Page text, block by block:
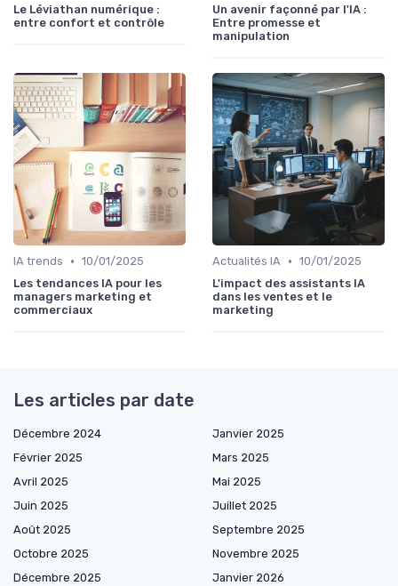
Le Léviathan numérique :
entre confort et contrôle
Un avenir façonné par l'IA :
Entre promesse et
manipulation
IA trends • 10/01/2025
Les tendances IA pour les
managers marketing et
commerciaux
Actualités IA • 10/01/2025
L'impact des assistants IA
dans les ventes et le
marketing
Les articles par date
Décembre 2024
Janvier 2025
Février 2025
Mars 2025
Avril 2025
Mai 2025
Juin 2025
Juillet 2025
Août 2025
Septembre 2025
Octobre 2025
Novembre 2025
Décembre 2025
Janvier 2026